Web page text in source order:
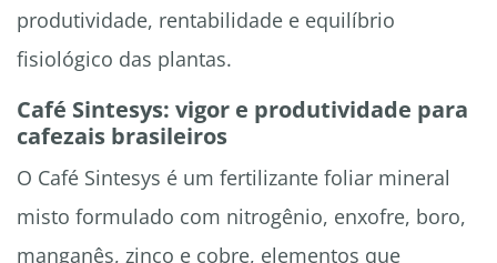
produtividade, rentabilidade e equilíbrio
fisiológico das plantas.
Café Sintesys: vigor e produtividade para
cafezais brasileiros
O Café Sintesys é um fertilizante foliar mineral
misto formulado com nitrogênio, enxofre, boro,
manganês, zinco e cobre, elementos que